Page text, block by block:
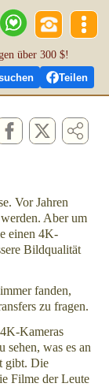
Teilen
über 300 $!
Vor Jahren
Aber um
einen 4K-
Bildqualität
fanden,
zu fragen.
Kameras
sehen, was es an
gibt. Die
Filme der Leute